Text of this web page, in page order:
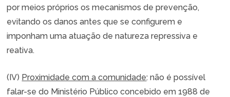
por meios próprios os mecanismos de prevenção,
evitando os danos antes que se configurem e
imponham uma atuação de natureza repressiva e
reativa.
(IV) Proximidade com a comunidade: não é possível
falar-se do Ministério Público concebido em 1988 de